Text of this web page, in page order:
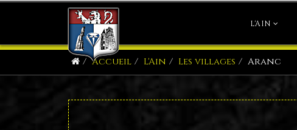
L'AIN
Accueil L'Ain Les villages Aranc